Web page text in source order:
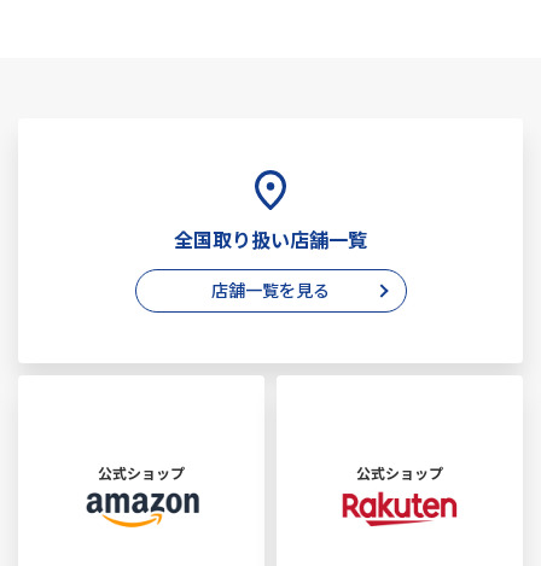
全国取り扱い店舗一覧
店舗一覧を見る
公式ショップ 公式ショップ